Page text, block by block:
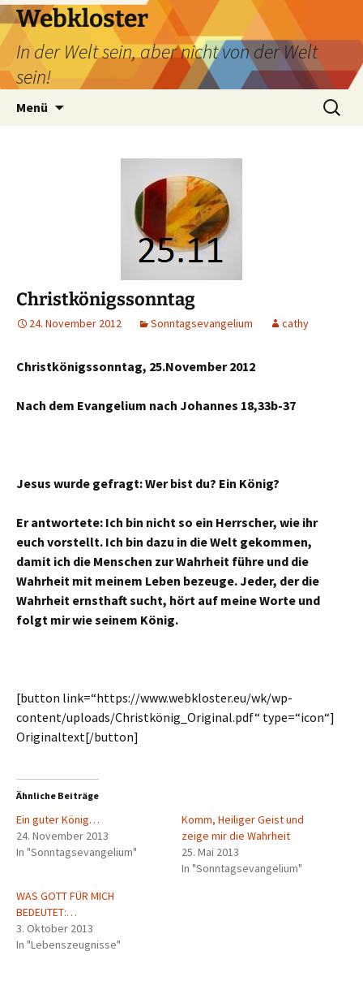
Webkloster
In der Welt sein, aber nicht von der Welt
sein!
Menü
Suchen
nach:
Christkönigssonntag
24. November 2012 Sonntagsevangelium cathy
Christkönigssonntag, 25.November 2012
Nach dem Evangelium nach Johannes 18,33b-37
Jesus wurde gefragt: Wer bist du? Ein König?
Er antwortete: Ich bin nicht so ein Herrscher, wie ihr
euch vorstellt. Ich bin dazu in die Welt gekommen,
damit ich die Menschen zur Wahrheit führe und die
Wahrheit mit meinem Leben bezeuge. Jeder, der die
Wahrheit ernsthaft sucht, hört auf meine Worte und
folgt mir wie seinem König.
[button link=“https://www.webkloster.eu/wk/wp-
content/uploads/Christkönig_Original.pdf“ type=“icon“]
Originaltext[/button]
Ähnliche Beiträge
Ein guter König…
24. November 2013
In "Sonntagsevangelium"
Komm, Heiliger Geist und
zeige mir die Wahrheit
25. Mai 2013
In "Sonntagsevangelium"
WAS GOTT FÜR MICH
BEDEUTET:…
3. Oktober 2013
In "Lebenszeugnisse"